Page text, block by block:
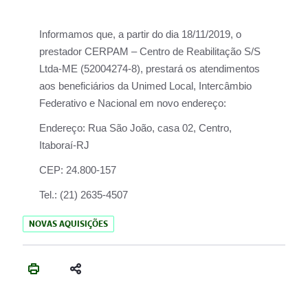
Informamos que, a partir do dia 18/11/2019, o
prestador CERPAM – Centro de Reabilitação S/S
Ltda-ME (52004274-8), prestará os atendimentos
aos beneficiários da Unimed Local, Intercâmbio
Federativo e Nacional em novo endereço:
Endereço: Rua São João, casa 02, Centro,
Itaboraí-RJ
CEP: 24.800-157
Tel.: (21) 2635-4507
NOVAS AQUISIÇÕES